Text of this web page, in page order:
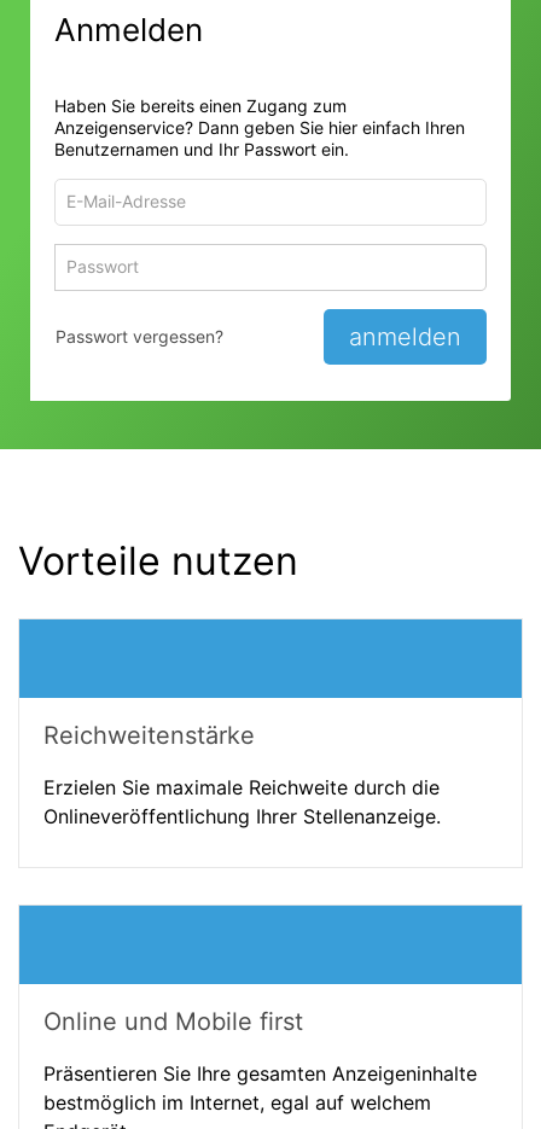
Anmelden
Haben Sie bereits einen Zugang zum
Anzeigenservice? Dann geben Sie hier einfach Ihren
Benutzernamen und Ihr Passwort ein.
Adresse
zum
Anmelden
anmelden
Passwort vergessen?
Vorteile nutzen
Reichweitenstärke
Erzielen Sie maximale Reichweite durch die
Onlineveröffentlichung Ihrer Stellenanzeige.
Online und Mobile first
Präsentieren Sie Ihre gesamten Anzeigeninhalte
bestmöglich im Internet, egal auf welchem